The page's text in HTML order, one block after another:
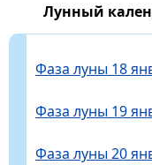
Лунный
Фаза луны 18
Фаза луны 19
Фаза луны 20